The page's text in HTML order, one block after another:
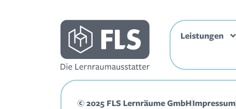
Leistungen
© 2025 FLS Lernräume GmbHImpressum